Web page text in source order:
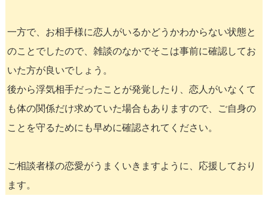
一方で、お相手様に恋人がいるかどうかわからない状態と
のことでしたので、雑談のなかでそこは事前に確認してお
いた方が良いでしょう。
後から浮気相手だったことが発覚したり、恋人がいなくて
も体の関係だけ求めていた場合もありますので、ご自身の
ことを守るためにも早めに確認されてください。
ご相談者様の恋愛がうまくいきますように、応援しており
ます。